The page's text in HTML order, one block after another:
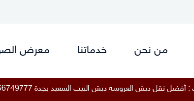
من نحن خدماتنا معرض
بجدة 0556749777 خصم 25 % | أفضل نقل